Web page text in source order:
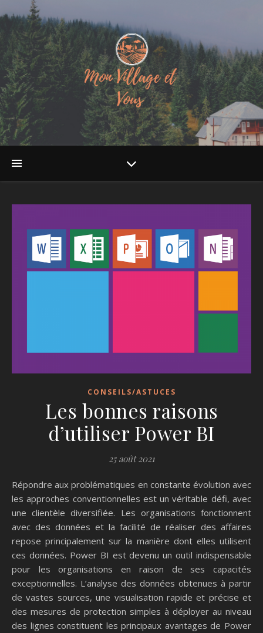
CONSEILS/ASTUCES
Les bonnes raisons
d’utiliser Power BI
25 août 2021
Répondre aux problématiques en constante évolution avec
les approches conventionnelles est un véritable défi, avec
une clientèle diversifiée. Les organisations fonctionnent
avec des données et la facilité de réaliser des affaires
repose principalement sur la manière dont elles utilisent
ces données. Power BI est devenu un outil indispensable
pour les organisations en raison de ses capacités
exceptionnelles. L’analyse des données obtenues à partir
de vastes sources, une visualisation rapide et précise et
des mesures de protection simples à déployer au niveau
des lignes constituent les principaux avantages de Power